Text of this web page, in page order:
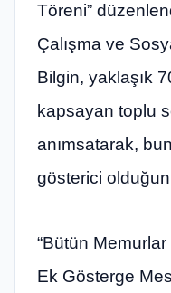
Töreni”
Çalışma ve
Bilgin, yaklaşık
kapsayan toplu
anımsatarak,
gösterici
“Bütün
Ek Gösterge